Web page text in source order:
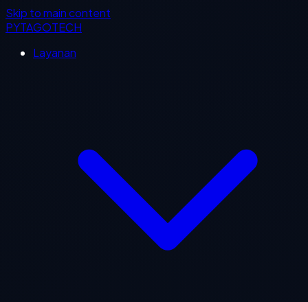
Skip to main content
PYTAGOTECH
Layanan